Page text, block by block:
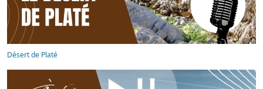
Désert de Platé